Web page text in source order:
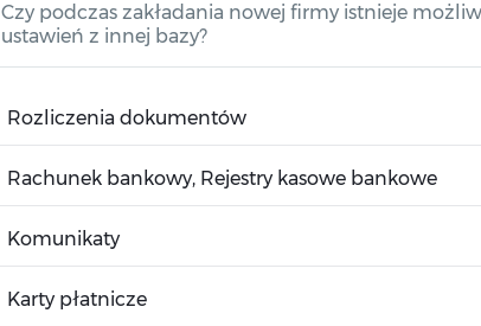
Czy podczas zakładania nowej firmy istnieje
ustawień z innej bazy?
Rozliczenia dokumentów
Rachunek bankowy, Rejestry kasowe bankowe
Komunikaty
Karty płatnicze